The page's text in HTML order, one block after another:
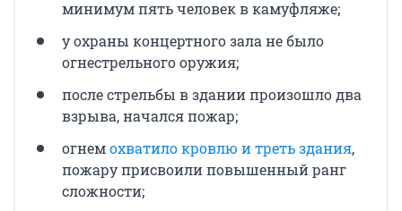
минимум пять человек в камуфляже;
у охраны концертного зала не было
огнестрельного оружия;
после стрельбы в здании произошло два
взрыва, начался пожар;
огнемохватило кровлю и треть здания,
пожару присвоили повышенный ранг
сложности;